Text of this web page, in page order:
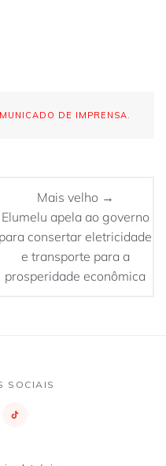
DE IMPRENSA.
Mais velho →
Elumelu apela ao governo
para consertar eletricidade
e transporte para a
prosperidade econômica
SOCIAIS